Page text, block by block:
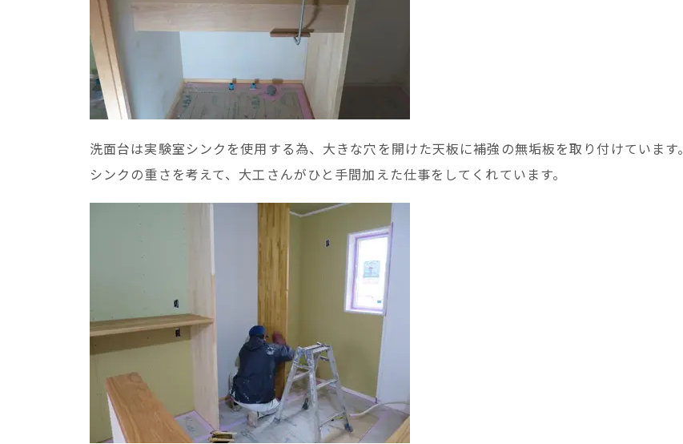
洗面台は実験室シンクを使用する為、大きな穴を開けた天板に補強の無垢板を取り付けています。
シンクの重さを考えて、大工さんがひと手間加えた仕事をしてくれています。